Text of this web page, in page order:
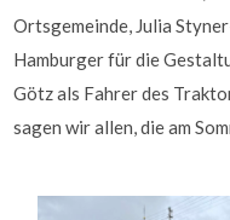
Ortsgemeinde, Julia
Hamburger für die
Götz als Fahrer des
sagen wir allen, die am